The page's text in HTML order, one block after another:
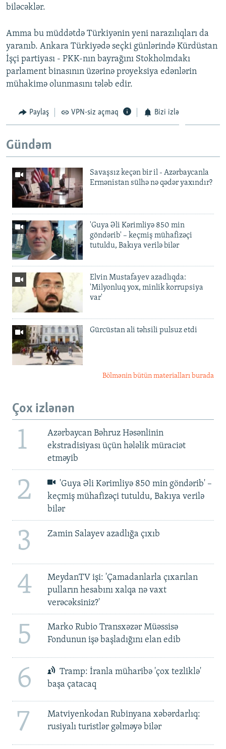
biləcəklər.
Amma bu müddətdə Türkiyənin yeni narazılıqları da
yaranıb. Ankara Türkiyədə seçki günlərində Kürdüstan
İşçi partiyası - PKK-nın bayrağını Stokholmdakı
parlament binasının üzərinə proyeksiya edənlərin
mühakimə olunmasını tələb edir.
Paylaş VPN-siz açmaq Bizi izlə
Gündəm
Savaşsız keçən bir il - Azərbaycanla
Ermənistan sülhə nə qədər yaxındır?
'Guya Əli Kərimliyə 850 min
göndərib' – keçmiş mühafizəçi
tutuldu, Bakıya verilə bilər
Elvin Mustafayev azadlıqda:
'Milyonluq yox, minlik korrupsiya
var'
Gürcüstan ali təhsili pulsuz etdi
Bölmənin bütün materialları burada
Çox izlənən
1
Azərbaycan Bəhruz Həsənlinin
ekstradisiyası üçün hələlik müraciət
etməyib
2
'Guya Əli Kərimliyə 850 min göndərib' –
keçmiş mühafizəçi tutuldu, Bakıya verilə
bilər
3 Zamin Salayev azadlığa çıxıb
4
MeydanTV işi: 'Çamadanlarla çıxarılan
pulların hesabını xalqa nə vaxt
verəcəksiniz?'
5
Marko Rubio Transxəzər Müəssisə
Fondunun işə başladığını elan edib
6
Tramp: İranla müharibə 'çox tezliklə'
başa çatacaq
7
Matviyenkodan Rubinyana xəbərdarlıq:
rusiyalı turistlər gəlməyə bilər